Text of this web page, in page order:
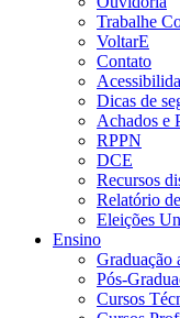
Trabalhe
VoltarE
Contato
Dicas de
Achados e
RPPN
DCE
Recursos
Relatório
Eleições
Ensino
Graduação
Pós-
Cursos